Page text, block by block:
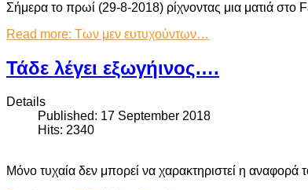
Σήμερα το πρωί (29-8-2018) ρίχνοντας μια ματιά στο
Read more: Των μεν ευτυχούντων…
Τάδε λέγει εξωγήινος….
Details
Published: 17 September 2018
Hits: 2340
Μόνο τυχαία δεν μπορεί να χαρακτηριστεί η